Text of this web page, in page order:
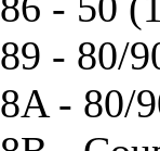
89 - 80/
8A - 80/